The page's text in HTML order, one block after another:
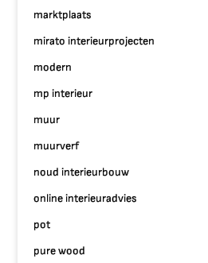
marktplaats
mirato interieurprojecten
modern
mp interieur
muur
muurverf
noud interieurbouw
online interieuradvies
pot
pure wood